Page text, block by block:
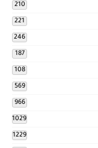
210
221
246
187
108
569
966
1029
1229